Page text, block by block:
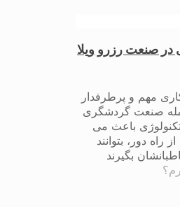
در صنعت رزرو ویلا
مهم و پرطرفدار
صنعت گردشگری
باعث می
دور، بتوانند
بگیرند